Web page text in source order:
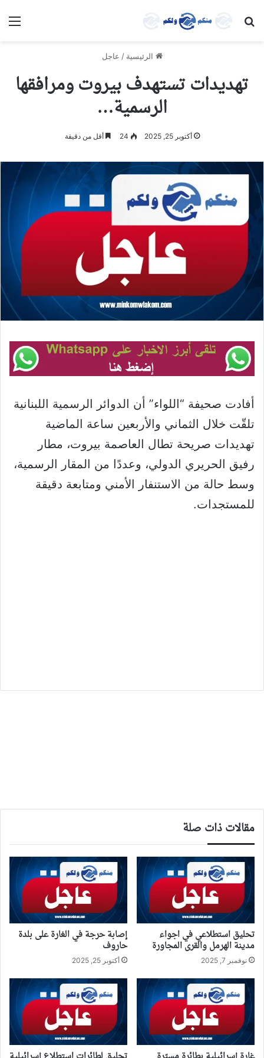
بحث عن
الرئيسية / عاجل
تهديدات تستهدف بيروت ومرافقها
الرسمية…
أكتوبر 25, 2025 24 أقل من دقيقة
أفادت صحيفة “اللواء” أن الدوائر الرسمية اللبنانية
تلقّت خلال الثماني والأربعين ساعة الماضية
تهديدات صريحة تطال العاصمة بيروت، مطار
رفيق الحريري الدولي، وعددًا من المقار الرسمية،
وسط حالة من الاستنفار الأمني ومتابعة دقيقة
للمستجدات.
مقالات ذات صلة
تحليق استطلاعي في اجواء
مدينة الهرمل والقرى المجاورة
نوفمبر 7, 2025
إصابة حرجة في الغارة على بلدة
حاروف
أكتوبر 25, 2025